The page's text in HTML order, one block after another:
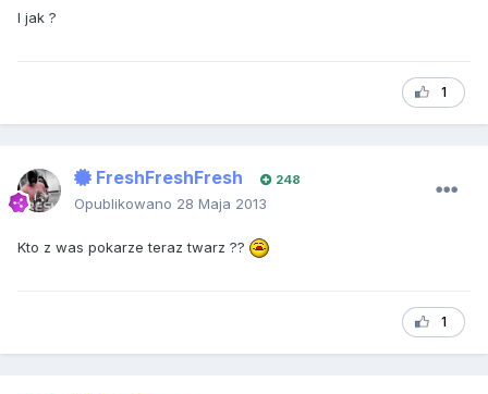
I jak ?
1
FreshFreshFresh 248
Opublikowano 28 Maja 2013
Kto z was pokarze teraz twarz ??
1